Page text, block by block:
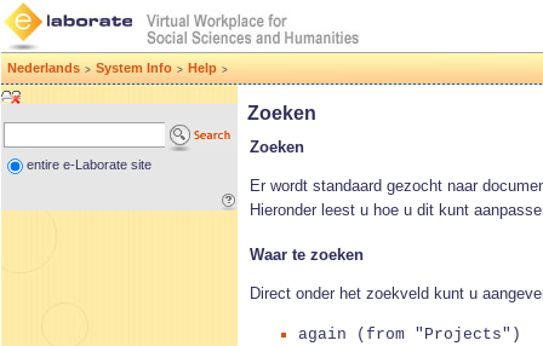
Nederlands > System Info > Help >
entire e-Laborate site
Zoeken
Zoeken
Er wordt standaard gezocht naar
Hieronder leest u hoe u dit kunt
Waar te zoeken
Direct onder het zoekveld kunt u
again (from "Projects")